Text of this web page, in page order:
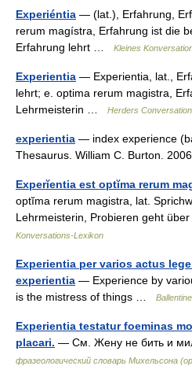
Experiéntia — (lat.), Erfahrung,
rerum magístra, Erfahrung ist die
Erfahrung lehrt …
Kleines
Experientia — Experientia, lat.,
lehrt; e. optima rerum magistra,
Lehrmeisterin …
Herders
experientia — index experience
Thesaurus. William C. Burton.
Experĭentia est optĭma rerum
optĭma rerum magistra, lat.
Lehrmeisterin, Probieren geht
Konversations-Lexikon
Experientia per varios actus
experientia — Experience by
is the mistress of things …
Experientia testatur foeminas
placari. — См. Жену не бить и
фразеологический словарь Михельсона